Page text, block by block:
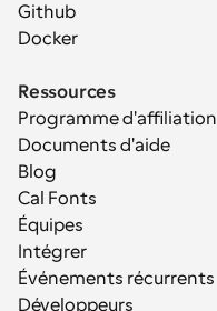
Github
Docker
Ressources
Programme d'affiliation
Documents d'aide
Blog
Cal Fonts
Équipes
Intégrer
Événements récurrents
Développeurs